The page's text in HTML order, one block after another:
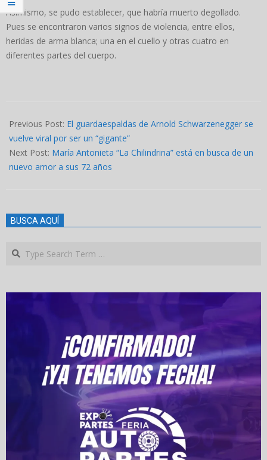
Asimismo, se pudo establecer, que habría muerto degollado.
Pues se encontraron varios signos de violencia, entre ellos,
heridas de arma blanca; una en el cuello y otras cuatro en
diferentes partes del cuerpo.
11-
15
Previous Post: El guardaespaldas de Arnold Schwarzenegger se
vuelve viral por ser un “gigante”
Next Post: María Antonieta “La Chilindrina” está en busca de un
nuevo amor a sus 72 años
BUSCA AQUÍ
Search